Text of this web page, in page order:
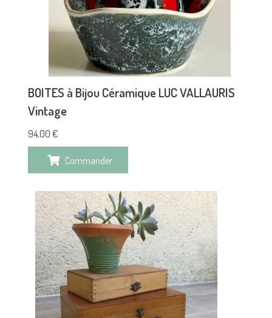
BOITES à Bijou Céramique LUC VALLAURIS
Vintage
94,00 €
Commander